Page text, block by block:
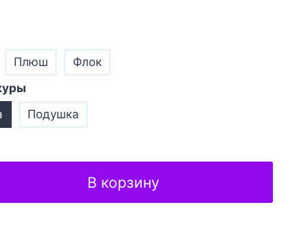
Плюш
Флок
Подушка
В корзину